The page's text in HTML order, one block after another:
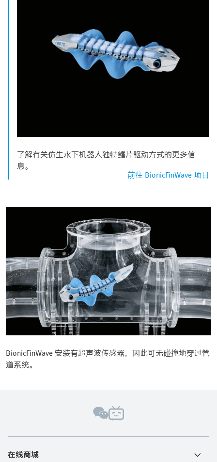
了解有关仿生水下机器人独特鳍片驱动方式的更多信
息。
前往 BionicFinWave 项目
BionicFinWave 安装有超声波传感器，因此可无碰撞地穿过管
道系统。
在线商城